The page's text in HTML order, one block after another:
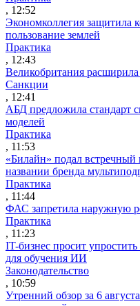
, 12:52
Экономколлегия защитила
пользование землей
Практика
, 12:43
Великобритания
Санкции
, 12:41
АБД предложила стандарт
моделей
Практика
, 11:53
«Билайн» подал встречный
названии бренда
Практика
, 11:44
ФАС запретила наружную
Практика
, 11:23
IT-бизнес просит
для обучения ИИ
Законодательство
, 10:59
Утренний обзор за 6